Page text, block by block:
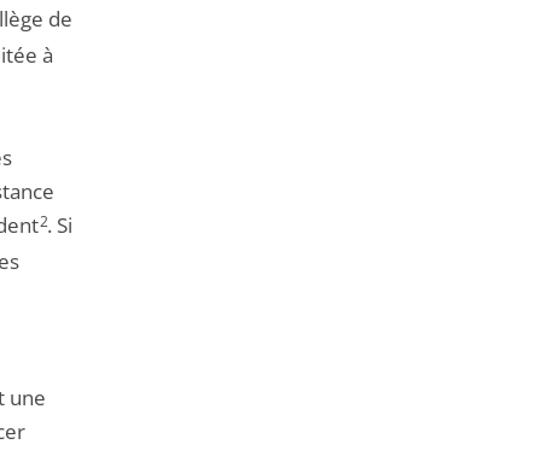
de
à
2. Si
une